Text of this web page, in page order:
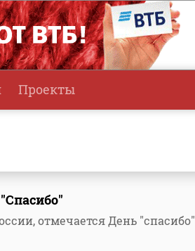
Проекты
отмечается День "спасибо"